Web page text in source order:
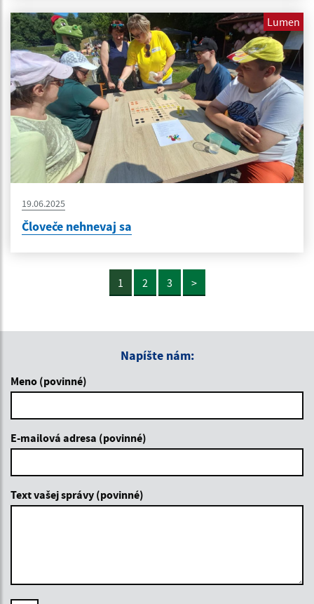
Lumen
19.06.2025
Človeče nehnevaj sa
1 2 3 >
Napíšte nám:
Meno (povinné)
E-mailová adresa (povinné)
Text vašej správy (povinné)